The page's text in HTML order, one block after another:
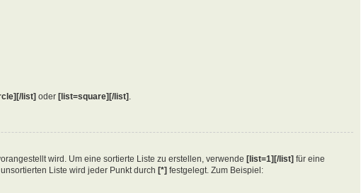
list] oder [list=square][/list]
wird. Um eine sortierte Liste zu erstellen, verwende [list=1][/list] für eine
Liste wird jeder Punkt durch [*] festgelegt. Zum Beispiel: